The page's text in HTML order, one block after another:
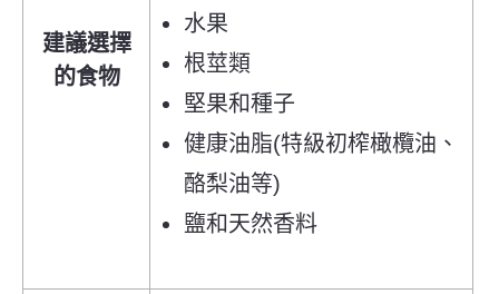
建議選擇
的食物
水果
根莖類
堅果和種子
健康油脂(特級初榨橄欖油、
酪梨油等)
鹽和天然香料